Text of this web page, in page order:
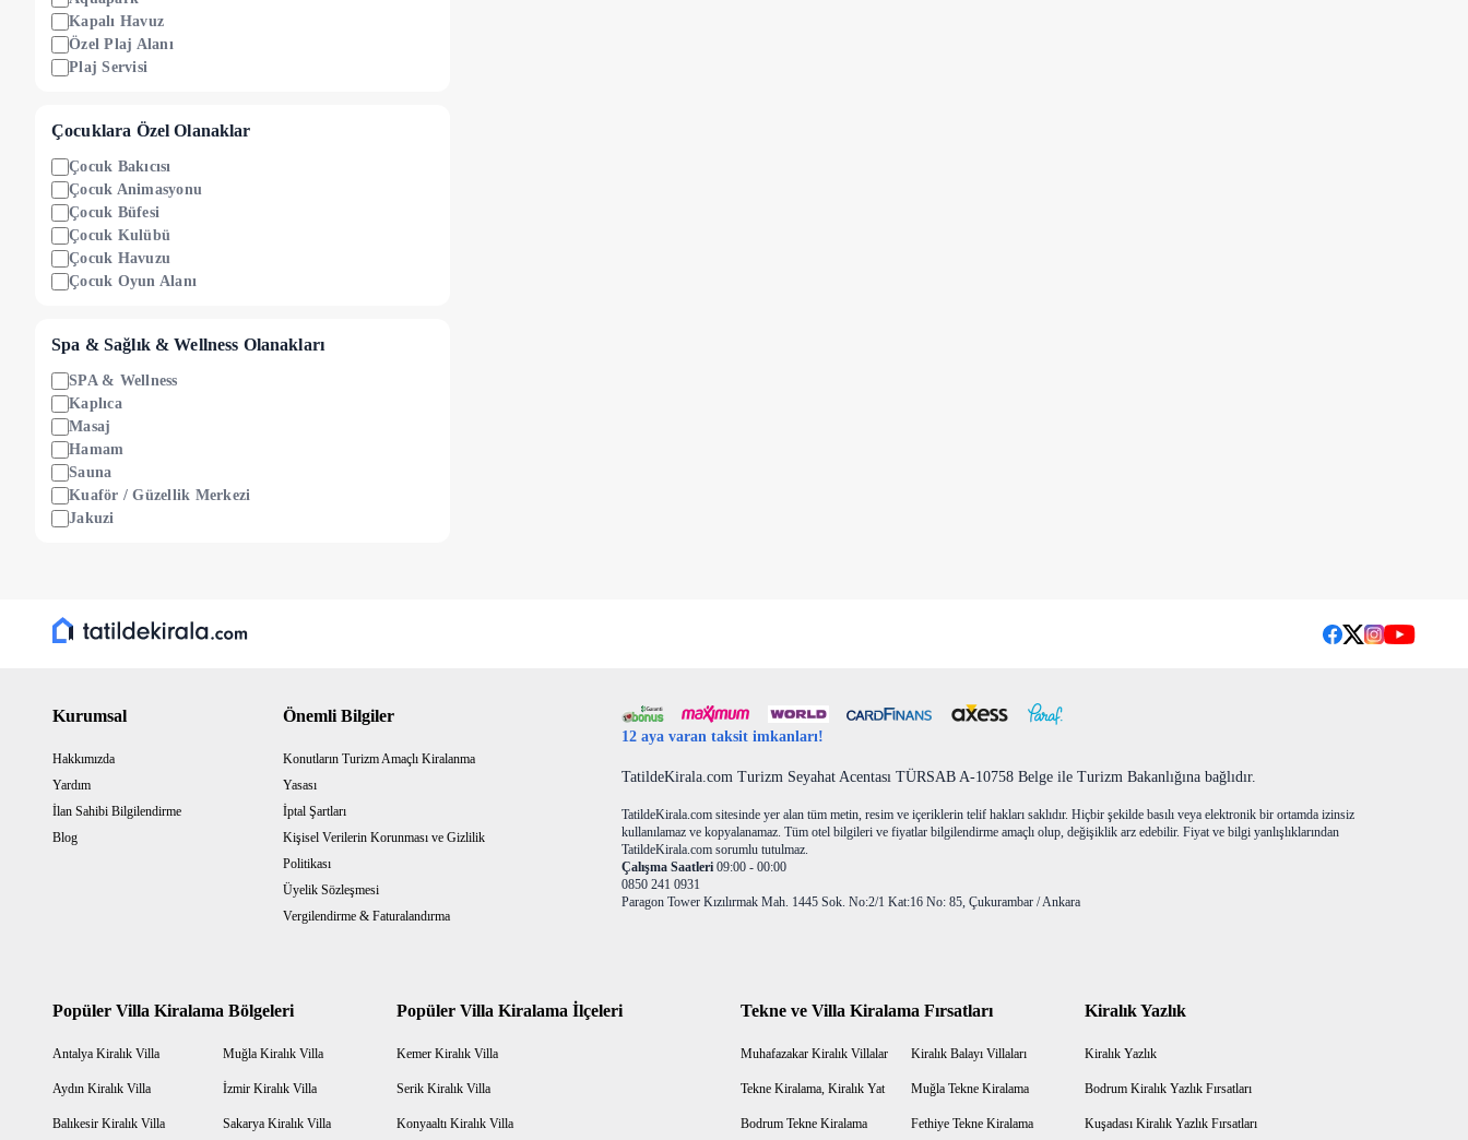
Kapalı Havuz
Özel Plaj Alanı
Plaj Servisi
Çocuklara Özel Olanaklar
Çocuk Bakıcısı
Çocuk Animasyonu
Çocuk Büfesi
Çocuk Kulübü
Çocuk Havuzu
Çocuk Oyun Alanı
Spa & Sağlık & Wellness Olanakları
SPA & Wellness
Kaplıca
Masaj
Hamam
Sauna
Kuaför / Güzellik Merkezi
Jakuzi
Kurumsal
Hakkımızda
Yardım
İlan Sahibi Bilgilendirme
Blog
Önemli Bilgiler
Konutların Turizm Amaçlı Kiralanma
Yasası
İptal Şartları
Kişisel Verilerin Korunması ve Gizlilik
Politikası
Üyelik Sözleşmesi
Vergilendirme & Faturalandırma
12 aya varan taksit imkanları!
TatildeKirala.com Turizm Seyahat Acentası TÜRSAB A-10758 Belge ile Turizm Bakanlığına bağlıdır.
TatildeKirala.com sitesinde yer alan tüm metin, resim ve içeriklerin telif hakları saklıdır. Hiçbir şekilde basılı veya elektronik bir ortamda izinsiz
kullanılamaz ve kopyalanamaz. Tüm otel bilgileri ve fiyatlar bilgilendirme amaçlı olup, değişiklik arz edebilir. Fiyat ve bilgi yanlışlıklarından
TatildeKirala.com sorumlu tutulmaz.
Çalışma Saatleri 09:00 - 00:00
0850 241 0931
Paragon Tower Kızılırmak Mah. 1445 Sok. No:2/1 Kat:16 No: 85, Çukurambar / Ankara
Popüler Villa Kiralama Bölgeleri
Antalya Kiralık Villa Muğla Kiralık Villa
Aydın Kiralık Villa İzmir Kiralık Villa
Balıkesir Kiralık Villa Sakarya Kiralık Villa
Popüler Villa Kiralama İlçeleri
Kemer Kiralık Villa
Serik Kiralık Villa
Konyaaltı Kiralık Villa
Tekne ve Villa Kiralama Fırsatları
Muhafazakar Kiralık Villalar Kiralık Balayı Villaları
Tekne Kiralama, Kiralık Yat Muğla Tekne Kiralama
Bodrum Tekne Kiralama Fethiye Tekne Kiralama
Kiralık Yazlık
Kiralık Yazlık
Bodrum Kiralık Yazlık Fırsatları
Kuşadası Kiralık Yazlık Fırsatları